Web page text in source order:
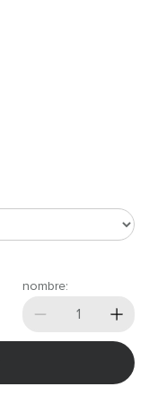
nombre: